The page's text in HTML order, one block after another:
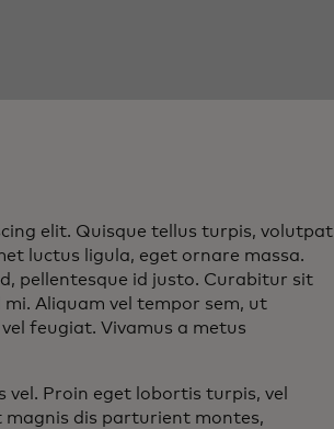
elit. Quisque tellus turpis, volutpat
luctus ligula, eget ornare massa.
pellentesque id justo. Curabitur sit
Aliquam vel tempor sem, ut
feugiat. Vivamus a metus
Proin eget lobortis turpis, vel
dis parturient montes,